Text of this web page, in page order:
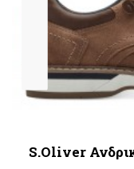
S.Oliver